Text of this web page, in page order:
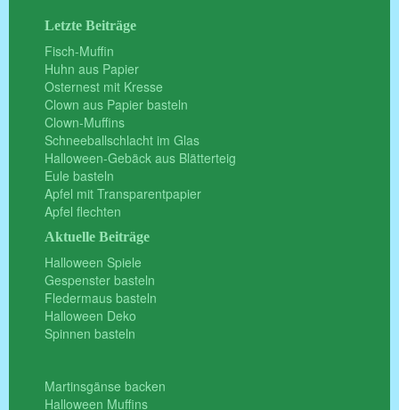
Letzte Beiträge
Fisch-Muffin
Huhn aus Papier
Osternest mit Kresse
Clown aus Papier basteln
Clown-Muffins
Schneeballschlacht im Glas
Halloween-Gebäck aus Blätterteig
Eule basteln
Apfel mit Transparentpapier
Apfel flechten
Aktuelle Beiträge
Halloween Spiele
Gespenster basteln
Fledermaus basteln
Halloween Deko
Spinnen basteln
Martinsgänse backen
Halloween Muffins